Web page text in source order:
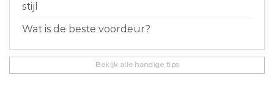
stijl
Wat is de beste voordeur?
Bekijk alle handige tips